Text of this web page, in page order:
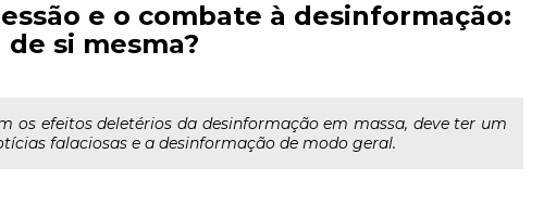
e o combate à desinformação:
si mesma?
os efeitos deletérios da desinformação em massa, deve ter um
falaciosas e a desinformação de modo geral.